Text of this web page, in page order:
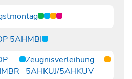
5AHMBI
Zeugnisverleihung
5AHKUJ/5AHKUV